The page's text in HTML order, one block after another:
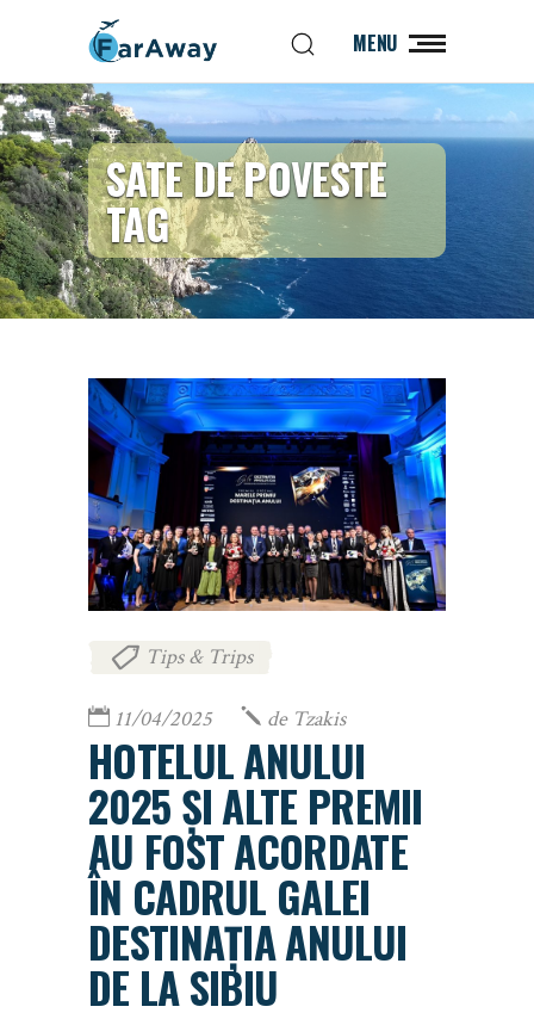
MENU
SATE DE POVESTE
TAG
Tips & Trips
11/04/2025 de Tzakis
HOTELUL ANULUI
2025 ȘI ALTE PREMII
AU FOST ACORDATE
ÎN CADRUL GALEI
DESTINAȚIA ANULUI
DE LA SIBIU